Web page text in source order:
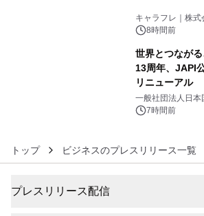
キャラフレ｜株
デザインズ
8時間前
世界とつなが
13周年、JAPI
リニューアル
一般社団法人日本
7時間前
トップ ビジネスのプレスリリース一覧
プレスリリース配信